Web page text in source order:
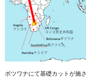
ボツワナにて基礎カットが施